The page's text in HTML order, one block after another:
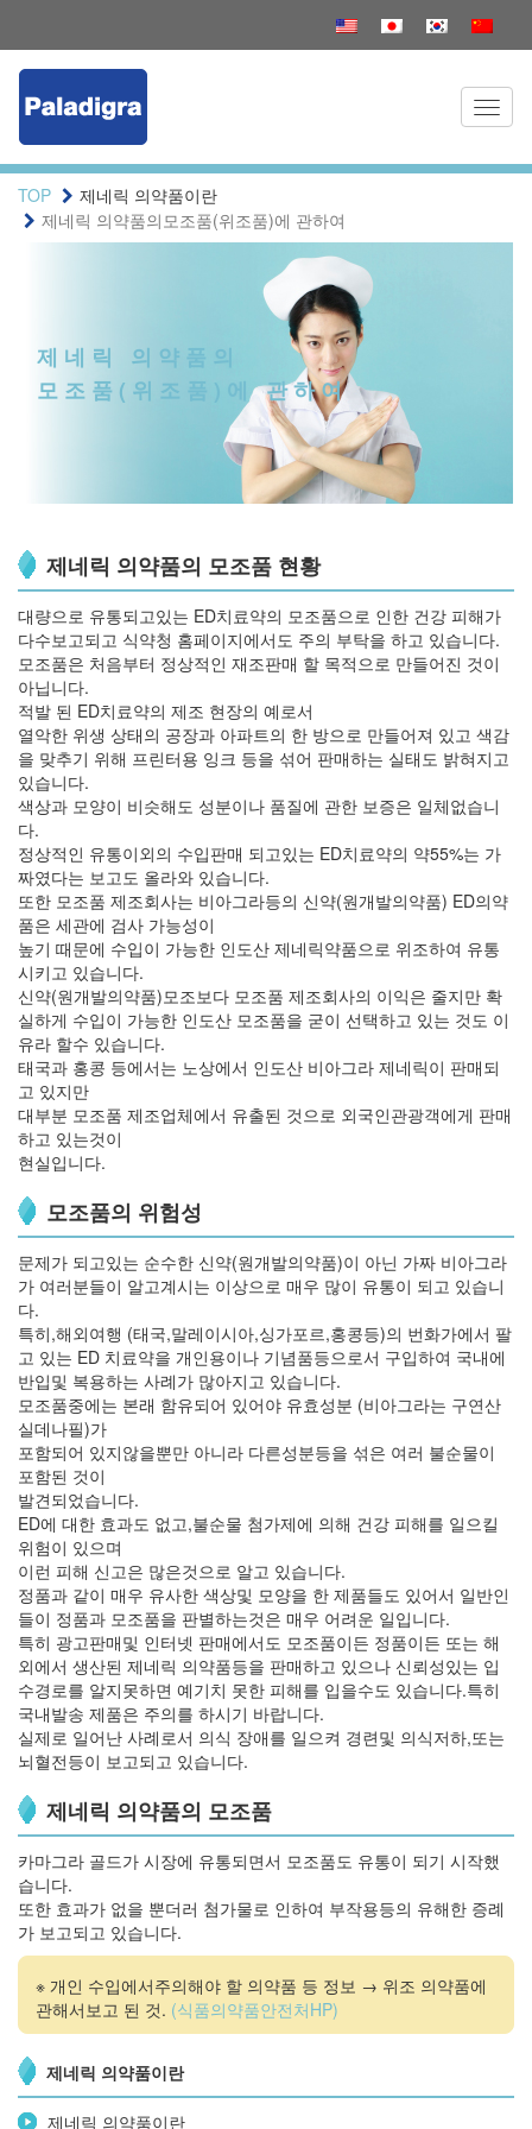
TOP
제네릭 의약품이란
제네릭 의약품의모조품(위조품)에 관하여
제네릭 의약품의
모조품(위조품)에 관하여
제네릭 의약품의 모조품 현황
대량으로 유통되고있는 ED치료약의 모조품으로 인한 건강 피해가
다수보고되고 식약청 홈페이지에서도 주의 부탁을 하고 있습니다.
모조품은 처음부터 정상적인 재조판매 할 목적으로 만들어진 것이
아닙니다.
적발 된 ED치료약의 제조 현장의 예로서
열악한 위생 상태의 공장과 아파트의 한 방으로 만들어져 있고 색감
을 맞추기 위해 프린터용 잉크 등을 섞어 판매하는 실태도 밝혀지고
있습니다.
색상과 모양이 비슷해도 성분이나 품질에 관한 보증은 일체없습니
다.
정상적인 유통이외의 수입판매 되고있는 ED치료약의 약55%는 가
짜였다는 보고도 올라와 있습니다.
또한 모조품 제조회사는 비아그라등의 신약(원개발의약품) ED의약
품은 세관에 검사 가능성이
높기 때문에 수입이 가능한 인도산 제네릭약품으로 위조하여 유통
시키고 있습니다.
신약(원개발의약품)모조보다 모조품 제조회사의 이익은 줄지만 확
실하게 수입이 가능한 인도산 모조품을 굳이 선택하고 있는 것도 이
유라 할수 있습니다.
태국과 홍콩 등에서는 노상에서 인도산 비아그라 제네릭이 판매되
고 있지만
대부분 모조품 제조업체에서 유출된 것으로 외국인관광객에게 판매
하고 있는것이
현실입니다.
모조품의 위험성
문제가 되고있는 순수한 신약(원개발의약품)이 아닌 가짜 비아그라
가 여러분들이 알고계시는 이상으로 매우 많이 유통이 되고 있습니
다.
특히,해외여행 (태국,말레이시아,싱가포르,홍콩등)의 번화가에서 팔
고 있는 ED 치료약을 개인용이나 기념품등으로서 구입하여 국내에
반입및 복용하는 사례가 많아지고 있습니다.
모조품중에는 본래 함유되어 있어야 유효성분 (비아그라는 구연산
실데나필)가
포함되어 있지않을뿐만 아니라 다른성분등을 섞은 여러 불순물이
포함된 것이
발견되었습니다.
ED에 대한 효과도 없고,불순물 첨가제에 의해 건강 피해를 일으킬
위험이 있으며
이런 피해 신고은 많은것으로 알고 있습니다.
정품과 같이 매우 유사한 색상및 모양을 한 제품들도 있어서 일반인
들이 정품과 모조품을 판별하는것은 매우 어려운 일입니다.
특히 광고판매및 인터넷 판매에서도 모조품이든 정품이든 또는 해
외에서 생산된 제네릭 의약품등을 판매하고 있으나 신뢰성있는 입
수경로를 알지못하면 예기치 못한 피해를 입을수도 있습니다.특히
국내발송 제품은 주의를 하시기 바랍니다.
실제로 일어난 사례로서 의식 장애를 일으켜 경련및 의식저하,또는
뇌혈전등이 보고되고 있습니다.
제네릭 의약품의 모조품
카마그라 골드가 시장에 유통되면서 모조품도 유통이 되기 시작했
습니다.
또한 효과가 없을 뿐더러 첨가물로 인하여 부작용등의 유해한 증례
가 보고되고 있습니다.
※ 개인 수입에서주의해야 할 의약품 등 정보 → 위조 의약품에
관해서보고 된 것. (식품의약품안전처HP)
제네릭 의약품이란
제네릭 의약품이란